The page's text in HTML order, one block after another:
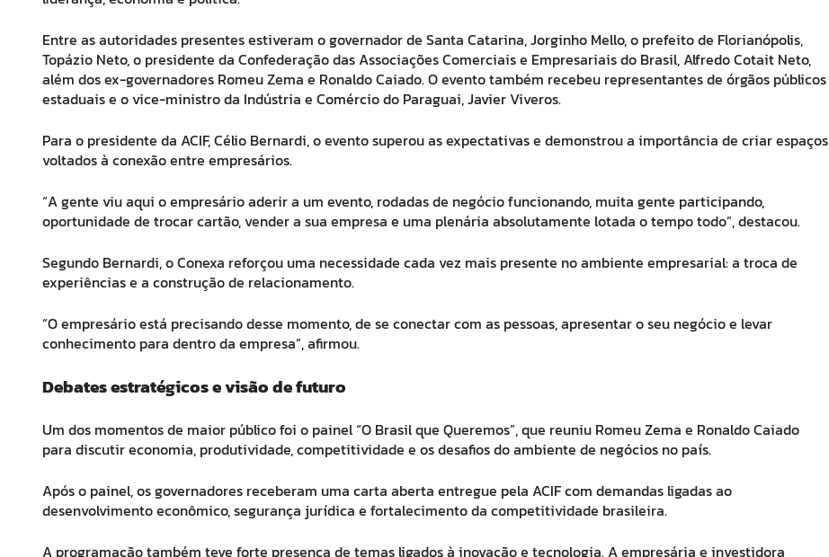
Entre as autoridades presentes estiveram o governador de Santa Catarina, Jorginho Mello, o prefeito de Florianópolis,
Topázio Neto, o presidente da Confederação das Associações Comerciais e Empresariais do Brasil, Alfredo Cotait Neto,
além dos ex-governadores Romeu Zema e Ronaldo Caiado. O evento também recebeu representantes de órgãos públicos
estaduais e o vice-ministro da Indústria e Comércio do Paraguai, Javier Viveros.
Para o presidente da ACIF, Célio Bernardi, o evento superou as expectativas e demonstrou a importância de criar espaços
voltados à conexão entre empresários.
“A gente viu aqui o empresário aderir a um evento, rodadas de negócio funcionando, muita gente participando,
oportunidade de trocar cartão, vender a sua empresa e uma plenária absolutamente lotada o tempo todo”, destacou.
Segundo Bernardi, o Conexa reforçou uma necessidade cada vez mais presente no ambiente empresarial: a troca de
experiências e a construção de relacionamento.
“O empresário está precisando desse momento, de se conectar com as pessoas, apresentar o seu negócio e levar
conhecimento para dentro da empresa”, afirmou.
Debates estratégicos e visão de futuro
Um dos momentos de maior público foi o painel “O Brasil que Queremos”, que reuniu Romeu Zema e Ronaldo Caiado
para discutir economia, produtividade, competitividade e os desafios do ambiente de negócios no país.
Após o painel, os governadores receberam uma carta aberta entregue pela ACIF com demandas ligadas ao
desenvolvimento econômico, segurança jurídica e fortalecimento da competitividade brasileira.
A programação também teve forte presença de temas ligados à inovação e tecnologia. A empresária e investidora